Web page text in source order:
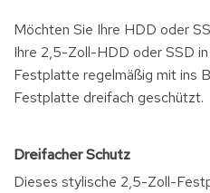
Möchten Sie Ihre HDD oder
Ihre 2,5-Zoll-HDD oder SSD
Festplatte regelmäßig mit ins
Festplatte dreifach geschützt.
Dreifacher Schutz
Dieses stylische 2,5-Zoll-